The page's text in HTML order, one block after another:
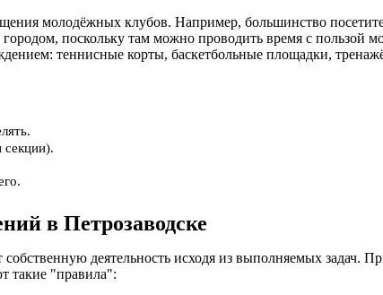
молодёжных клубов. Например, большинство
поскольку там можно проводить время с
теннисные корты, баскетбольные площадки,
секции).
в Петрозаводске
деятельность исходя из выполняемых задач.
такие "правила":